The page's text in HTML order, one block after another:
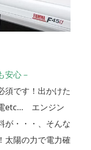
安心－
須です！出かけた
etc… エンジン
が・・・、そんな
太陽の力で電力確